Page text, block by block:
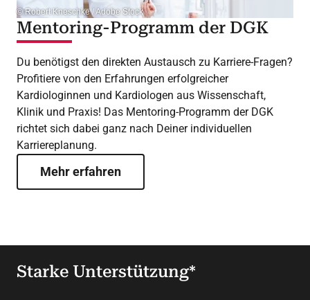
© Robert Kneschke / Adobe Stock
Mentoring-Programm der DGK
Du benötigst den direkten Austausch zu Karriere-Fragen?
Profitiere von den Erfahrungen erfolgreicher
Kardiologinnen und Kardiologen aus Wissenschaft,
Klinik und Praxis! Das Mentoring-Programm der DGK
richtet sich dabei ganz nach Deiner individuellen
Karriereplanung.
Mehr erfahren
Starke Unterstützung*